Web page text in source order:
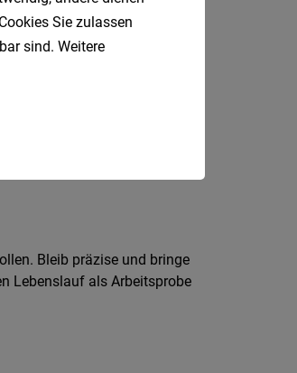
einmal gelogen
des
Früher oder
Bleib präzise und bringe
Lebenslauf als Arbeitsprobe
Sie zulassen
sind. Weitere